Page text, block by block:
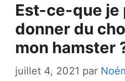
Est-ce-que je
donner du
mon hamster
juillet 4, 2021 par